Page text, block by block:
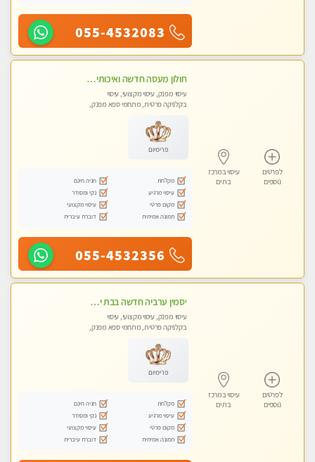
055-4532083
לפרטים
נוספים
עיסוי במרכז
בת ים
חולון מעסה חדשה ואיכותית לעיסוי מרגיע ומפנק VIP-מומלץ לחלוטין! פרטי! ​​​​​​
עיסוי מפנק, עיסוי מקצועי, עיסוי
בקלניקה פרטית, מתחמי ספא מפנק,
פרימיום
מקלחת
חניה חינם
עיסוי מרגיע
נקי ומסודר
מקום פרטי
עיסוי מקצועי
תמונה אמיתית
דוברת עיברית
055-4532356
לפרטים
נוספים
עיסוי במרכז
בת ים
יסמין ערביה חדשה בבת ים חדש חדש .כל סוגי העיסויים במקום הכי מושלם בעיר בת ים . highly recommended..new in the city
עיסוי מפנק, עיסוי מקצועי, עיסוי
בקלניקה פרטית, מתחמי ספא מפנק,
טנטרה
פרימיום
מקלחת
חניה חינם
עיסוי מרגיע
נקי ומסודר
מקום פרטי
עיסוי מקצועי
תמונה אמיתית
דוברת עיברית